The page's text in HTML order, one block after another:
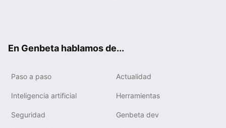
En Genbeta hablamos de...
Paso a paso Actualidad
Inteligencia artificial Herramientas
Seguridad Genbeta dev